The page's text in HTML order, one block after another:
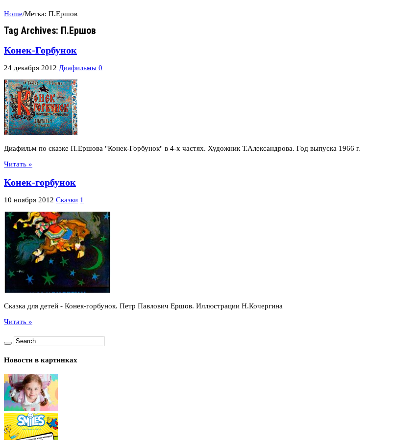
Home/Метка: П.Ершов
Tag Archives: П.Ершов
Конек-Горбунок
24 декабря 2012 Диафильмы 0
Диафильм по сказке П.Ершова "Конек-Горбунок" в 4-х частях. Художник Т.Александрова. Год выпуска 1966 г.
Читать »
Конек-горбунок
10 ноября 2012 Сказки 1
Сказка для детей - Конек-горбунок. Петр Павлович Ершов. Иллюстрации Н.Кочергина
Читать »
Новости в картинках